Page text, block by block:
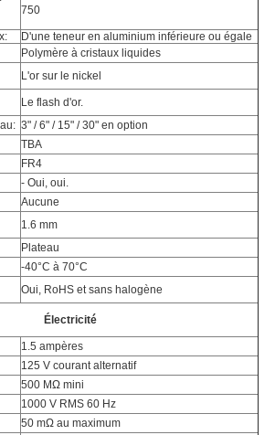
750
D'une teneur en aluminium inférieure ou égale
Polymère à cristaux liquides
L'or sur le nickel
Le flash d'or.
3" / 6" / 15" / 30" en option
TBA
FR4
- Oui, oui.
Aucune
1.6 mm
Plateau
-40°C à 70°C
Oui, RoHS et sans halogène
Électricité
1.5 ampères
125 V courant alternatif
500 MΩ mini
1000 V RMS 60 Hz
50 mΩ au maximum